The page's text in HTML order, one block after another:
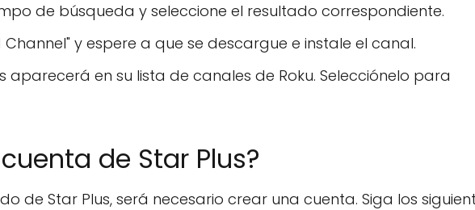
de búsqueda y seleccione el resultado correspondiente.
y espere a que se descargue e instale el canal.
aparecerá en su lista de canales de Roku. Selecciónelo para
de Star Plus?
de Star Plus, será necesario crear una cuenta. Siga los